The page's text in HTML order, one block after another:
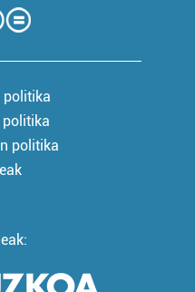
politika
politika